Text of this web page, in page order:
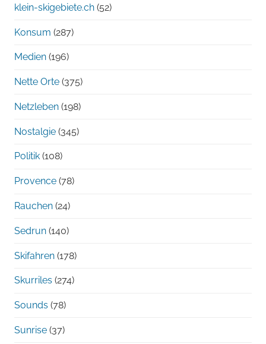
klein-skigebiete.ch (52)
Konsum (287)
Medien (196)
Nette Orte (375)
Netzleben (198)
Nostalgie (345)
Politik (108)
Provence (78)
Rauchen (24)
Sedrun (140)
Skifahren (178)
Skurriles (274)
Sounds (78)
Sunrise (37)